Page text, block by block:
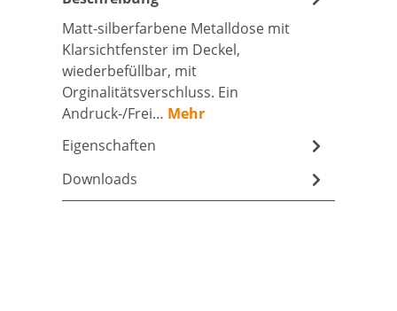
Matt-silberfarbene Metalldose mit
Klarsichtfenster im Deckel,
wiederbefüllbar, mit
Orginalitätsverschluss. Ein
Andruck-/Frei… Mehr
Eigenschaften
Downloads